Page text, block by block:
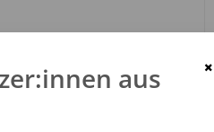
×
aus